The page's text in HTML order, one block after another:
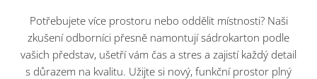
Potřebujete více prostoru nebo oddělit místnosti? Naši
zkušení odborníci přesně namontují sádrokarton podle
vašich představ, ušetří vám čas a stres a zajistí každý detail
s důrazem na kvalitu. Užijte si nový, funkční prostor plný